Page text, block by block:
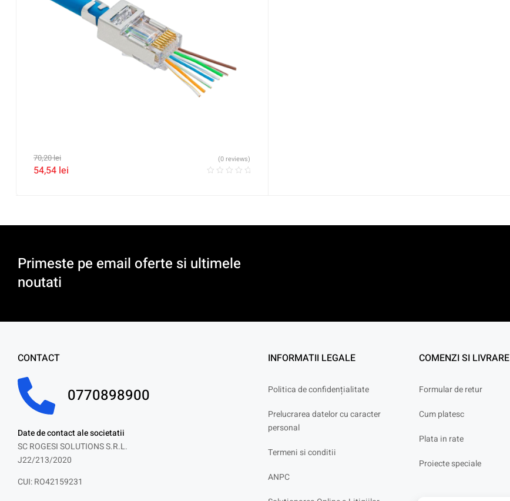
70,20lei
54,54 lei
(0 reviews)
Primeste pe email oferte si ultimele
noutati
CONTACT
0770898900
Date de contact ale societatii
SC ROGESI SOLUTIONS S.R.L.
J22/213/2020
CUI: RO42159231
INFORMATII LEGALE
Politica de confidențialitate
Prelucrarea datelor cu caracter
personal
Termeni si conditii
ANPC
COMENZI SI LIVRARE
Formular de retur
Cum platesc
Plata in rate
Proiecte speciale